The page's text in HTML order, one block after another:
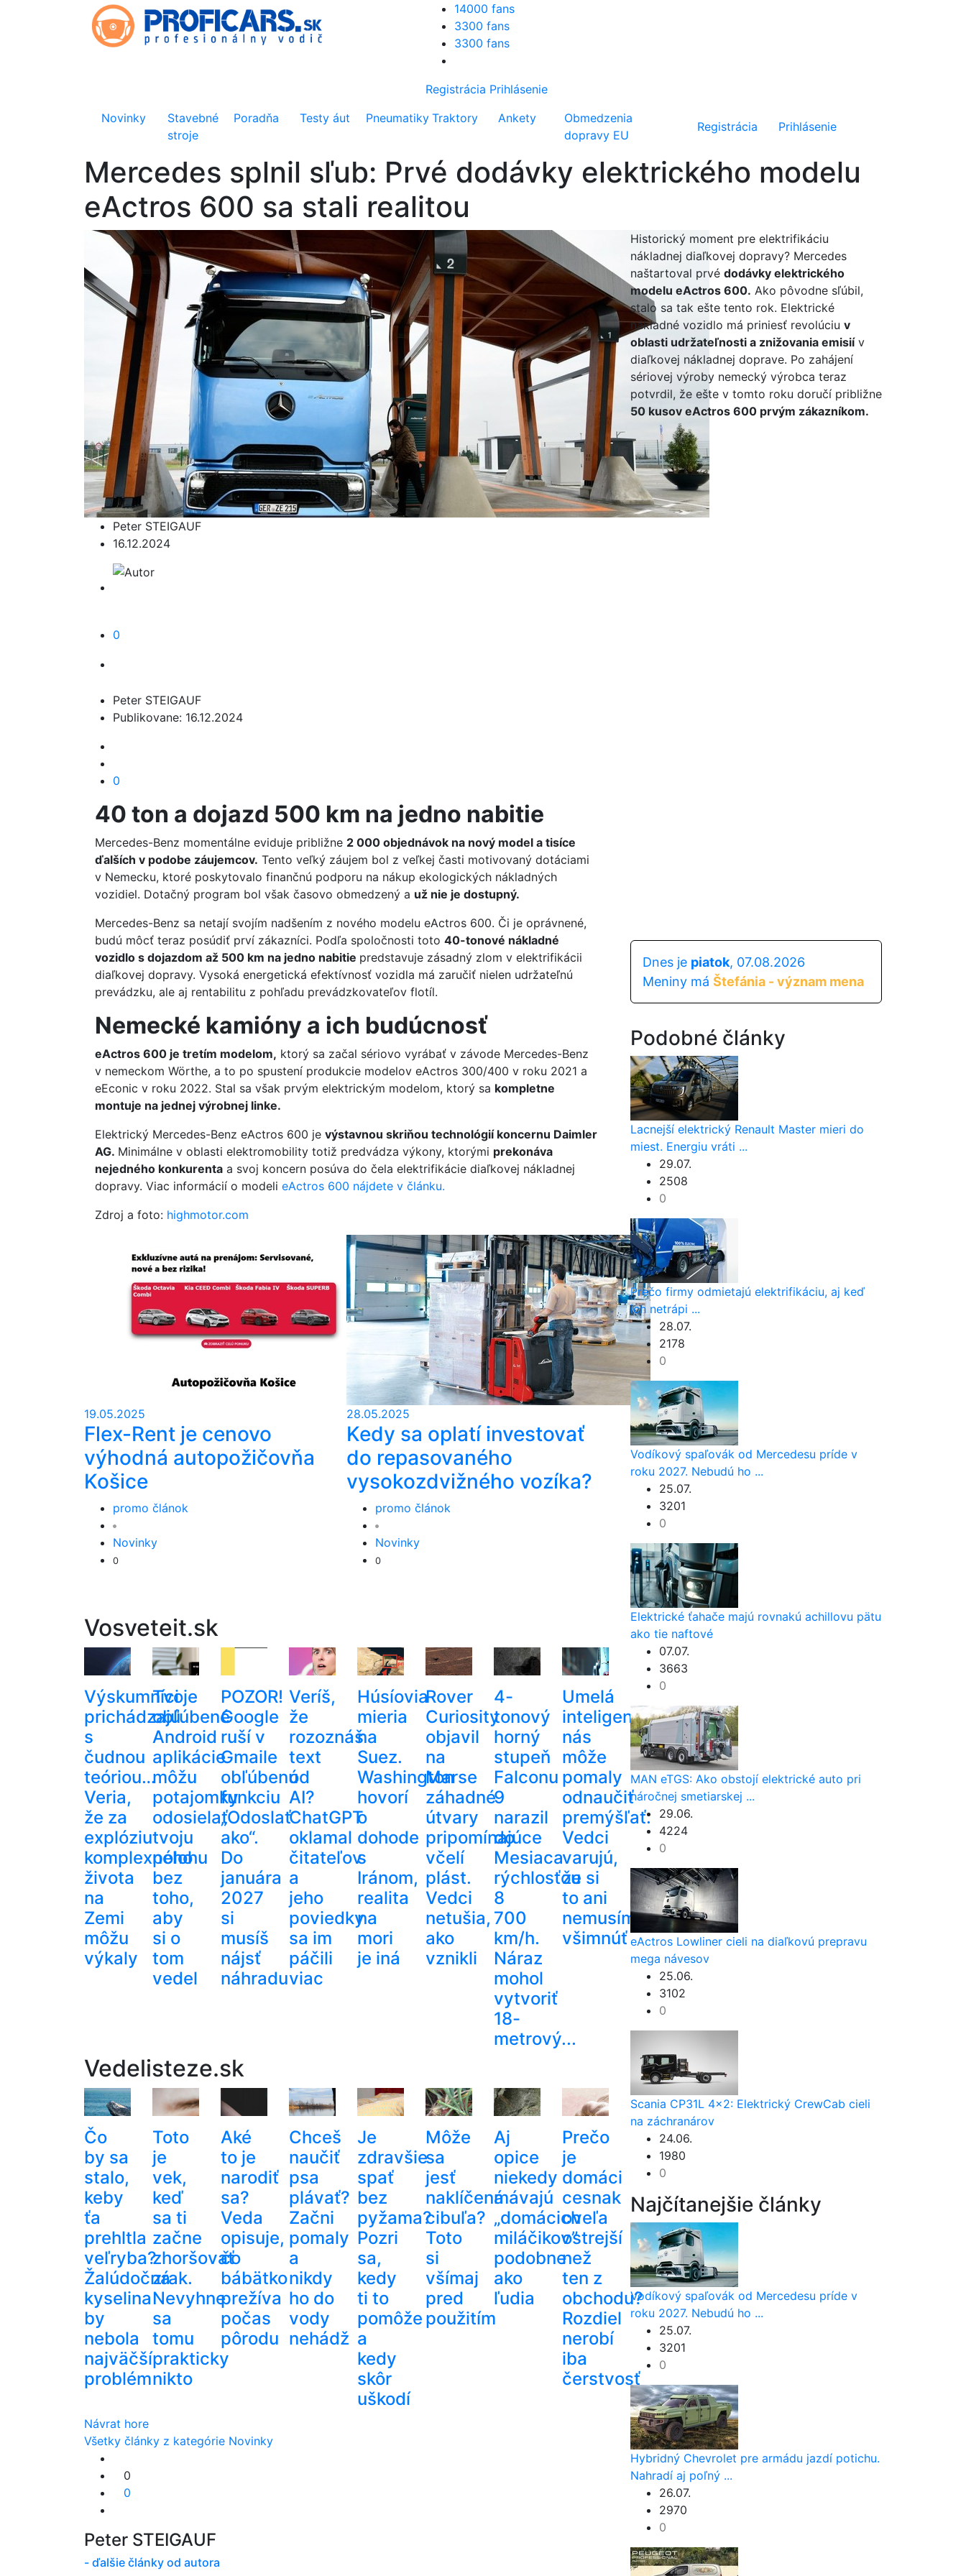
14000 fans
3300 fans
3300 fans
Registrácia Prihlásenie
Novinky
Stavebné
stroje
Poradňa Testy áut Pneumatiky Traktory Ankety
Obmedzenia
dopravy EU
Registrácia Prihlásenie
Mercedes splnil sľub: Prvé dodávky elektrického modelu
eActros 600 sa stali realitou
Peter STEIGAUF
16.12.2024
0
Historický moment pre elektrifikáciu
nákladnej diaľkovej dopravy? Mercedes
naštartoval prvé dodávky elektrického
modelu eActros 600. Ako pôvodne sľúbil,
stalo sa tak ešte tento rok. Elektrické
nákladné vozidlo má priniesť revolúciu v
oblasti udržateľnosti a znižovania emisiív
diaľkovej nákladnej doprave. Po zahájení
sériovej výroby nemecký výrobca teraz
potvrdil, že ešte v tomto roku doručí približne
50 kusov eActros 600 prvým zákazníkom.
Peter STEIGAUF
Publikovane: 16.12.2024
0
40 ton a dojazd 500 km na jedno nabitie
Mercedes-Benz momentálne eviduje približne 2 000 objednávok na nový model a tisíce
ďalších v podobe záujemcov. Tento veľký záujem bol z veľkej časti motivovaný dotáciami
v Nemecku, ktoré poskytovalo finančnú podporu na nákup ekologických nákladných
vozidiel. Dotačný program bol však časovo obmedzený a už nie je dostupný.
Mercedes-Benz sa netají svojím nadšením z nového modelu eActros 600. Či je oprávnené,
budú môcť teraz posúdiť prví zákazníci. Podľa spoločnosti toto 40-tonové nákladné
vozidlo s dojazdom až 500 km na jedno nabitie predstavuje zásadný zlom v elektrifikácii
diaľkovej dopravy. Vysoká energetická efektívnosť vozidla má zaručiť nielen udržateľnú
prevádzku, ale aj rentabilitu z pohľadu prevádzkovateľov flotíl.
Nemecké kamióny a ich budúcnosť
eActros 600 je tretím modelom, ktorý sa začal sériovo vyrábať v závode Mercedes-Benz
v nemeckom Wörthe, a to po spustení produkcie modelov eActros 300/400 v roku 2021 a
eEconic v roku 2022. Stal sa však prvým elektrickým modelom, ktorý sa kompletne
montuje na jednej výrobnej linke.
Elektrický Mercedes-Benz eActros 600 je výstavnou skriňou technológií koncernu Daimler
AG. Minimálne v oblasti elektromobility totiž predvádza výkony, ktorými prekonáva
nejedného konkurenta a svoj koncern posúva do čela elektrifikácie diaľkovej nákladnej
dopravy. Viac informácií o modeli eActros 600 nájdete v článku.
Zdroj a foto: highmotor.com
19.05.2025
Flex-Rent je cenovo
výhodná autopožičovňa
Košice
promo článok
Novinky
0
28.05.2025
Kedy sa oplatí investovať
do repasovaného
vysokozdvižného vozíka?
promo článok
Novinky
0
Vosveteit.sk
Výskumníci
prichádzajú
s
čudnou
teóriou…
Veria,
že za
explóziu
komplexného
života
na
Zemi
môžu
výkaly
Tvoje
obľúbené
Android
aplikácie
môžu
potajomky
odosielať
tvoju
polohu
bez
toho,
aby
si o
tom
vedel
POZOR!
Google
ruší v
Gmaile
obľúbenú
funkciu
„Odoslať
ako“.
Do
januára
2027
si
musíš
nájsť
náhradu
Veríš,
že
rozoznáš
text
od
AI?
ChatGPT
oklamal
čitateľov
a
jeho
poviedky
sa im
páčili
viac
Húsíovia
mieria
na
Suez.
Washington
hovorí
o
dohode
s
Iránom,
realita
na
mori
je iná
Rover
Curiosity
objavil
na
Marse
záhadné
útvary
pripomínajúce
včelí
plást.
Vedci
netušia,
ako
vznikli
4-
tonový
horný
stupeň
Falconu
9
narazil
do
Mesiaca
rýchlosťou
8
700
km/h.
Náraz
mohol
vytvoriť
18-
metrový...
Umelá
inteligencia
nás
môže
pomaly
odnaučiť
premýšľať.
Vedci
varujú,
že si
to ani
nemusíme
všimnúť
Vedelisteze.sk
Čo
by sa
stalo,
keby
ťa
prehltla
veľryba?
Žalúdočná
kyselina
by
nebola
najväčší
problém
Toto
je
vek,
keď
sa ti
začne
zhoršovať
zrak.
Nevyhne
sa
tomu
prakticky
nikto
Aké
to je
narodiť
sa?
Veda
opisuje,
čo
bábätko
prežíva
počas
pôrodu
Chceš
naučiť
psa
plávať?
Začni
pomaly
a
nikdy
ho do
vody
nehádž
Je
zdravšie
spať
bez
pyžama?
Pozri
sa,
kedy
ti to
pomôže
a
kedy
skôr
uškodí
Môže
sa
jesť
naklíčená
cibuľa?
Toto
si
všímaj
pred
použitím
Aj
opice
niekedy
mávajú
„domácich
miláčikov”
podobne
ako
ľudia
Prečo
je
domáci
cesnak
oveľa
ostrejší
než
ten z
obchodu?
Rozdiel
nerobí
iba
čerstvosť
Návrat hore
Všetky články z kategórie Novinky
0
0
Peter STEIGAUF
- ďalšie články od autora
Dnes je piatok, 07.08.2026
Meniny má Štefánia - význam mena
Podobné články
Lacnejší elektrický Renault Master mieri do
miest. Energiu vráti ...
29.07.
2508
0
Prečo firmy odmietajú elektrifikáciu, aj keď
ich netrápi ...
28.07.
2178
0
Vodíkový spaľovák od Mercedesu príde v
roku 2027. Nebudú ho ...
25.07.
3201
0
Elektrické ťahače majú rovnakú achillovu pätu
ako tie naftové
07.07.
3663
0
MAN eTGS: Ako obstojí elektrické auto pri
náročnej smetiarskej ...
29.06.
4224
0
eActros Lowliner cieli na diaľkovú prepravu
mega návesov
25.06.
3102
0
Scania CP31L 4x2: Elektrický CrewCab cieli
na záchranárov
24.06.
1980
0
Najčítanejšie články
Vodíkový spaľovák od Mercedesu príde v
roku 2027. Nebudú ho ...
25.07.
3201
0
Hybridný Chevrolet pre armádu jazdí potichu.
Nahradí aj poľný ...
26.07.
2970
0